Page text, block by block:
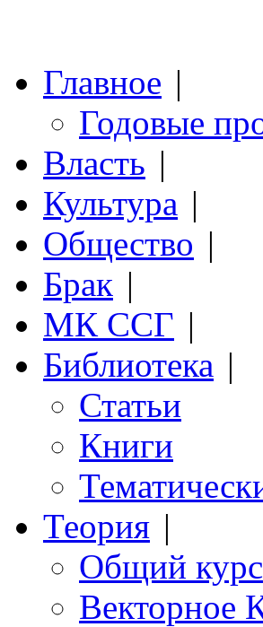
Главное |
Годовые
Власть |
Культура |
Общество |
Брак |
МК ССГ |
Библиотека |
Статьи
Книги
Теория |
Общий курс
Векторное